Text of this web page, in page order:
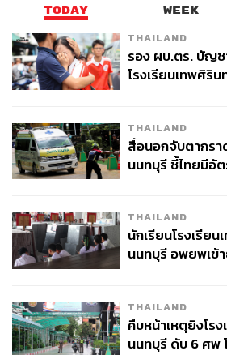
TODAY WEEK
THAILAND
รอง ผบ.ตร. บัญช
โรงเรียนเทพศิริ
THAILAND
สื่อนอกจับตากรา
นนทบุรี ชี้ไทยมีอั
THAILAND
นักเรียนโรงเรีย
นนทบุรี อพยพเข้
THAILAND
คืบหน้าเหตุยิงโร
นนทบุรี ดับ 6 ศพ